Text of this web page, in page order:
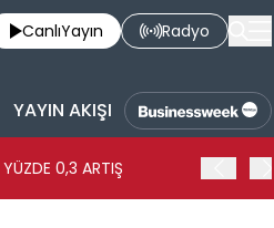
CanlıYayın Radyo
YAYIN AKIŞI
0,3 ARTIŞ